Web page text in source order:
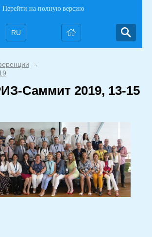
Перейти на полную версию
RU
→
Саммит 2019, 13-15